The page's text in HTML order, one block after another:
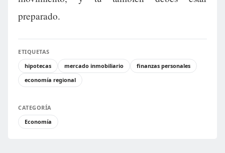
preparado.
ETIQUETAS
hipotecas
mercado inmobiliario
finanzas personales
economía regional
CATEGORÍA
Economía